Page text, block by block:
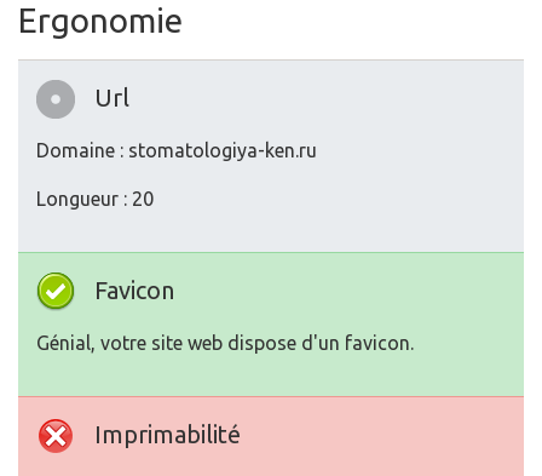
Ergonomie
Url
Domaine : stomatologiya-ken.ru
Longueur : 20
Favicon
Génial, votre site web dispose d'un favicon.
Imprimabilité